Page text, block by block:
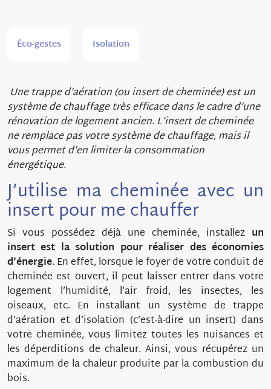
Éco-gestes Isolation
Une trappe d’aération (ou insert de cheminée) est un
système de chauffage très efficace dans le cadre d’une
rénovation de logement ancien. L’insert de cheminée
ne remplace pas votre système de chauffage, mais il
vous permet d’en limiter la consommation
énergétique.
J’utilise ma cheminée avec un
insert pour me chauffer
Si vous possédez déjà une cheminée, installez un
insert est la solution pour réaliser des économies
d’énergie. En effet, lorsque le foyer de votre conduit de
cheminée est ouvert, il peut laisser entrer dans votre
logement l’humidité, l’air froid, les insectes, les
oiseaux, etc. En installant un système de trappe
d’aération et d’isolation (c’est-à-dire un insert) dans
votre cheminée, vous limitez toutes les nuisances et
les déperditions de chaleur. Ainsi, vous récupérez un
maximum de la chaleur produite par la combustion du
bois.